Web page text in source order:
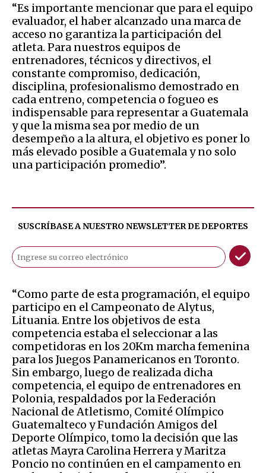
“Es importante mencionar que para el equipo
evaluador, el haber alcanzado una marca de
acceso no garantiza la participación del
atleta. Para nuestros equipos de
entrenadores, técnicos y directivos, el
constante compromiso, dedicación,
disciplina, profesionalismo demostrado en
cada entreno, competencia o fogueo es
indispensable para representar a Guatemala
y que la misma sea por medio de un
desempeño a la altura, el objetivo es poner lo
más elevado posible a Guatemala y no solo
una participación promedio”.
SUSCRÍBASE A NUESTRO NEWSLETTER DEDEPORTES
“Como parte de esta programación, el equipo
participo en el Campeonato de Alytus,
Lituania. Entre los objetivos de esta
competencia estaba el seleccionar a las
competidoras en los 20Km marcha femenina
para los Juegos Panamericanos en Toronto.
Sin embargo, luego de realizada dicha
competencia, el equipo de entrenadores en
Polonia, respaldados por la Federación
Nacional de Atletismo, Comité Olímpico
Guatemalteco y Fundación Amigos del
Deporte Olímpico, tomo la decisión que las
atletas Mayra Carolina Herrera y Maritza
Poncio no continúen en el campamento en